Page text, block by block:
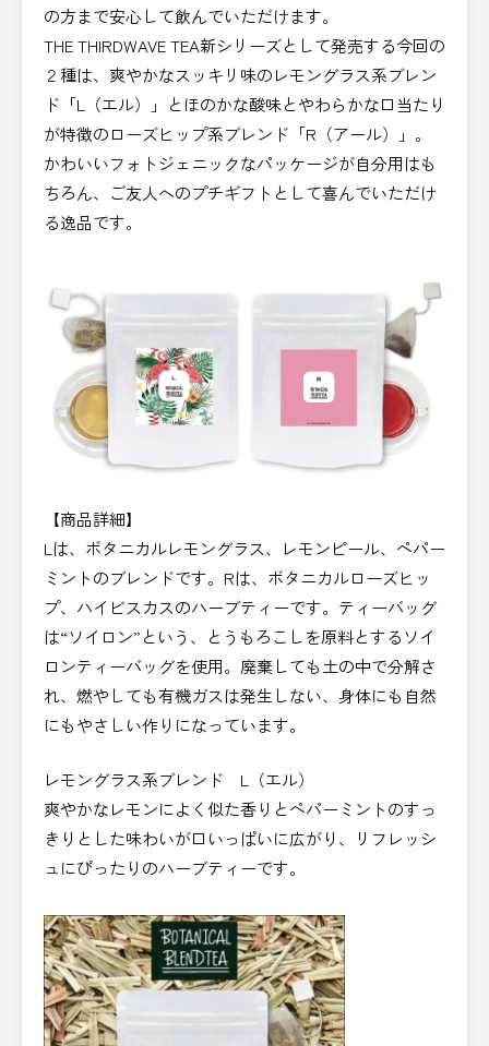
の方まで安心して飲んでいただけます。
THE THIRDWAVE TEA新シリーズとして発売する今回の
２種は、爽やかなスッキリ味のレモングラス系ブレン
ド「L（エル）」とほのかな酸味とやわらかな口当たり
が特徴のローズヒップ系ブレンド「R（アール）」。
かわいいフォトジェニックなパッケージが自分用はも
ちろん、ご友人へのプチギフトとして喜んでいただけ
る逸品です。
【商品詳細】
Lは、ボタニカルレモングラス、レモンピール、ペパー
ミントのブレンドです。Rは、ボタニカルローズヒッ
プ、ハイビスカスのハーブティーです。ティーバッグ
は“ソイロン”という、とうもろこしを原料とするソイ
ロンティーバッグを使用。廃棄しても土の中で分解さ
れ、燃やしても有機ガスは発生しない、身体にも自然
にもやさしい作りになっています。
レモングラス系ブレンド L（エル）
爽やかなレモンによく似た香りとペパーミントのすっ
きりとした味わいが口いっぱいに広がり、リフレッシ
ュにぴったりのハーブティーです。